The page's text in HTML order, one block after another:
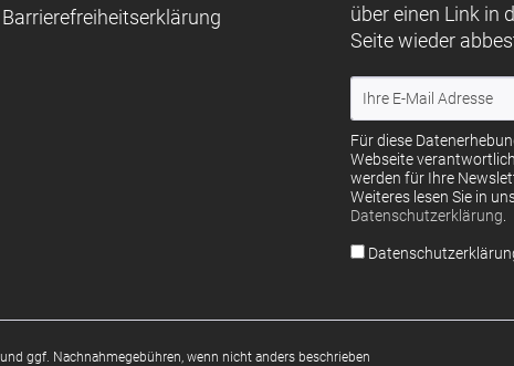
Barrierefreiheitserklärung
über einen Link in
Seite wieder
Für diese
Webseite
werden für Ihre
Weiteres lesen Sie in
Datenschutzerklärung.
und ggf. Nachnahmegebühren, wenn nicht anders beschrieben